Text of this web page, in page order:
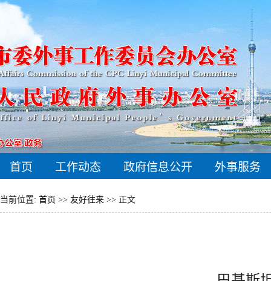
首页 工作动态 政府信息公开 外事服务
当前位置: 首页 >> 友好往来 >> 正文